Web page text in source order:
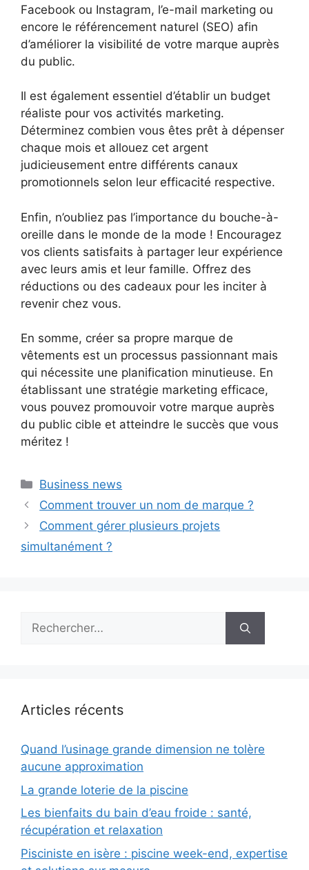
Facebook ou Instagram, l’e-mail marketing ou
encore le référencement naturel (SEO) afin
d’améliorer la visibilité de votre marque auprès
du public.
Il est également essentiel d’établir un budget
réaliste pour vos activités marketing.
Déterminez combien vous êtes prêt à dépenser
chaque mois et allouez cet argent
judicieusement entre différents canaux
promotionnels selon leur efficacité respective.
Enfin, n’oubliez pas l’importance du bouche-à-
oreille dans le monde de la mode ! Encouragez
vos clients satisfaits à partager leur expérience
avec leurs amis et leur famille. Offrez des
réductions ou des cadeaux pour les inciter à
revenir chez vous.
En somme, créer sa propre marque de
vêtements est un processus passionnant mais
qui nécessite une planification minutieuse. En
établissant une stratégie marketing efficace,
vous pouvez promouvoir votre marque auprès
du public cible et atteindre le succès que vous
méritez !
Catégories
Business news
Comment trouver un nom de marque ?
Comment gérer plusieurs projets
simultanément ?
Rechercher :
Articles récents
Quand l’usinage grande dimension ne tolère
aucune approximation
La grande loterie de la piscine
Les bienfaits du bain d’eau froide : santé,
récupération et relaxation
Pisciniste en isère : piscine week-end, expertise